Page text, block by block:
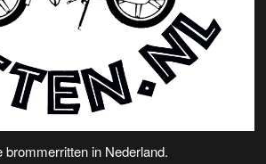
brommerritten in Nederland.